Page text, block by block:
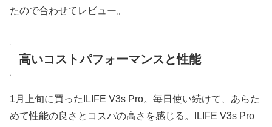
たので合わせてレビュー。
高いコストパフォーマンスと性能
1月上旬に買ったILIFE V3s Pro。毎日使い続けて、あらた
めて性能の良さとコスパの高さを感じる。ILIFE V3s Pro